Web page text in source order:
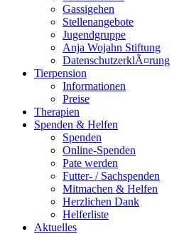
Gassigehen
Stellenangebote
Jugendgruppe
Anja Wojahn Stiftung
DatenschutzerklÃ¤rung
Tierpension
Informationen
Preise
Therapien
Spenden & Helfen
Spenden
Online-Spenden
Pate werden
Futter- / Sachspenden
Mitmachen & Helfen
Herzlichen Dank
Helferliste
Aktuelles